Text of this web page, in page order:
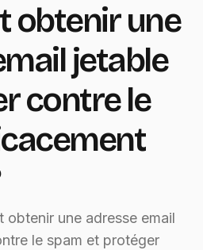
obtenir une
jetable
contre le
obtenir une adresse email
le spam et protéger